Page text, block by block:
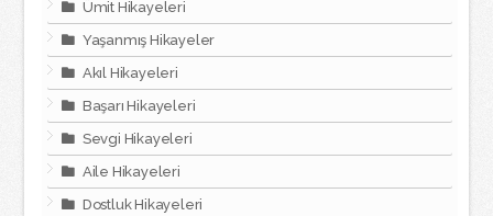
Ümit Hikayeleri
Yaşanmış Hikayeler
Akıl Hikayeleri
Başarı Hikayeleri
Sevgi Hikayeleri
Aile Hikayeleri
Dostluk Hikayeleri